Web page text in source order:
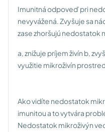
Imunitná odpoveď pri
nevyvážená. Zvyšuje sa
zase zhoršujú nedostatok
a, znižuje príjem živín b,
využitie mikroživín
Ako vidíte nedostatok
imunitou a to vytvára
Nedostatok mikroživýn